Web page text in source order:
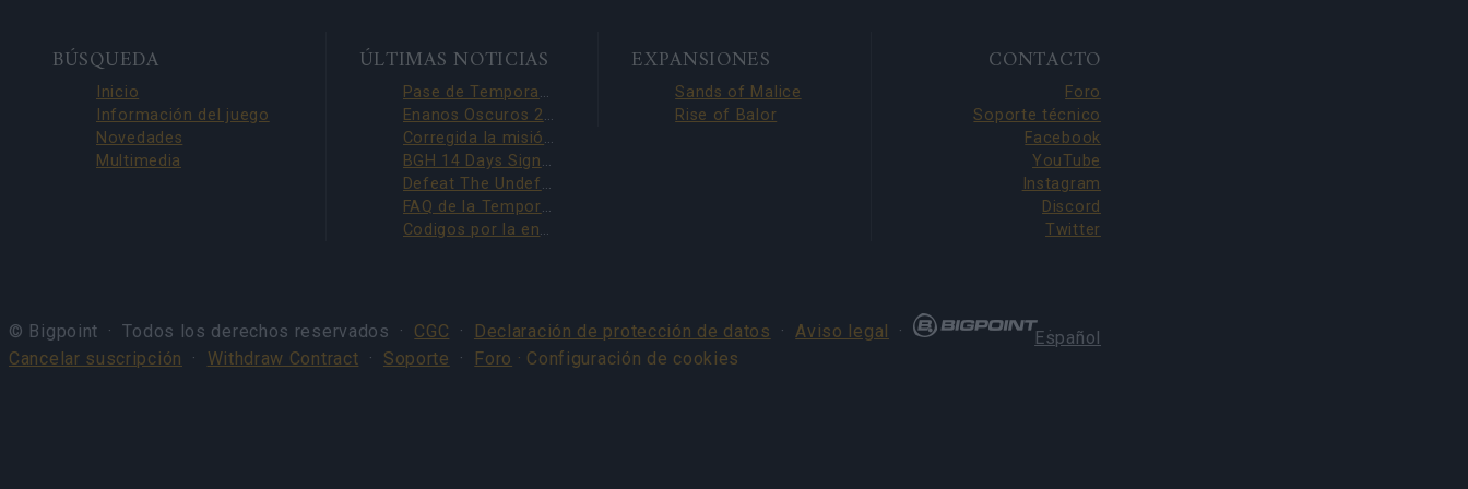
BOTTOM
NAVIGATION
BÚSQUEDA
Inicio
Información del juego
Novedades
Multimedia
ÚLTIMAS NOTICIAS
Pase de Temporada 7 FAQ(CÓDIGO: S7INFERNAL)
Enanos Oscuros 2026 – Nuevo Set FAQ (Código: DDH2026)
Corregida la misión de la Liga de Cazadores de Fortunas (CÓDIGO: BLAZINGBGH)
BGH 14 Days Sign-in Benefits!!(CODE: GOGOGOBGH)
Defeat The Undefeatables 2026 FAQ
FAQ de la Temporada PvE de junio de 2026 con nuevas Joyas
Codigos por la encuesta (THANKYOU150 & DANKEDIR5)
EXPANSIONES
Sands of Malice
Rise of Balor
CONTACTO
Foro
Soporte técnico
Facebook
YouTube
Instagram
Discord
Twitter
Español
© Bigpoint · Todos los derechos reservados · CGC · Declaración de protección de datos · Aviso legal ·
·
Cancelar suscripción
· Withdraw Contract · Soporte · Foro · Configuración de cookies